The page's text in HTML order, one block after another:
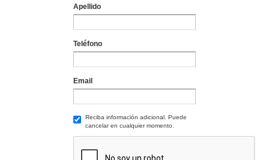
Apellido
Teléfono
Email
Reciba información adicional. Puede
cancelar en cualquier momento.